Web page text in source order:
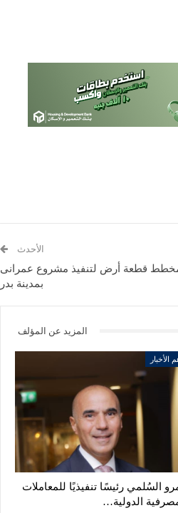
الأحدث
مخطط قطعة أرض لتنفيذ مشروع عمرانى
بمدينة بدر
المزيد عن المؤلف
الأخبار
السُلمي رئيسًا تنفيذيًا للمعاملات
الدولية…